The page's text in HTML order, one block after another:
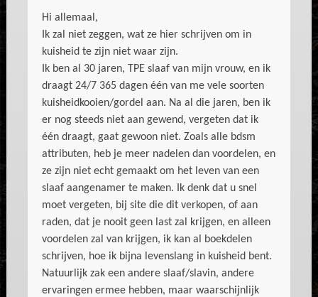
Hi allemaal,
Ik zal niet zeggen, wat ze hier schrijven om in
kuisheid te zijn niet waar zijn.
Ik ben al 30 jaren, TPE slaaf van mijn vrouw, en ik
draagt 24/7 365 dagen één van me vele soorten
kuisheidkooien/gordel aan. Na al die jaren, ben ik
er nog steeds niet aan gewend, vergeten dat ik
één draagt, gaat gewoon niet. Zoals alle bdsm
attributen, heb je meer nadelen dan voordelen, en
ze zijn niet echt gemaakt om het leven van een
slaaf aangenamer te maken. Ik denk dat u snel
moet vergeten, bij site die dit verkopen, of aan
raden, dat je nooit geen last zal krijgen, en alleen
voordelen zal van krijgen, ik kan al boekdelen
schrijven, hoe ik bijna levenslang in kuisheid bent.
Natuurlijk zak een andere slaaf/slavin, andere
ervaringen ermee hebben, maar waarschijnlijk